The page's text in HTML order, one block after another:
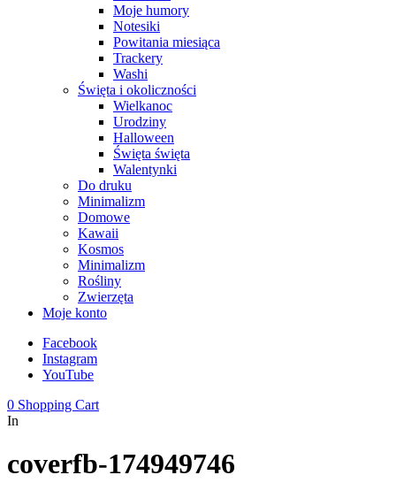
Moje humory
Notesiki
Powitania miesiąca
Trackery
Washi
Święta i okoliczności
Wielkanoc
Urodziny
Halloween
Święta święta
Walentynki
Do druku
Minimalizm
Domowe
Kawaii
Kosmos
Minimalizm
Rośliny
Zwierzęta
Moje konto
Facebook
Instagram
YouTube
0 Shopping Cart
In
coverfb-174949746